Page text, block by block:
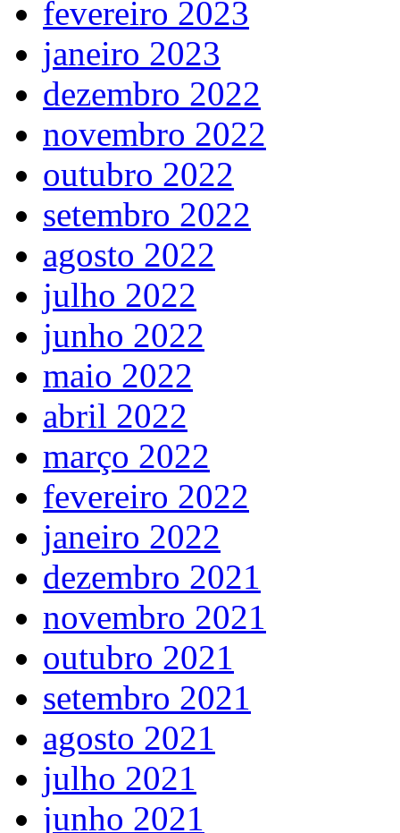
fevereiro 2023
janeiro 2023
dezembro 2022
novembro 2022
outubro 2022
setembro 2022
agosto 2022
julho 2022
junho 2022
maio 2022
abril 2022
março 2022
fevereiro 2022
janeiro 2022
dezembro 2021
novembro 2021
outubro 2021
setembro 2021
agosto 2021
julho 2021
junho 2021